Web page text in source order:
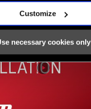
Customize
necessary cookies only